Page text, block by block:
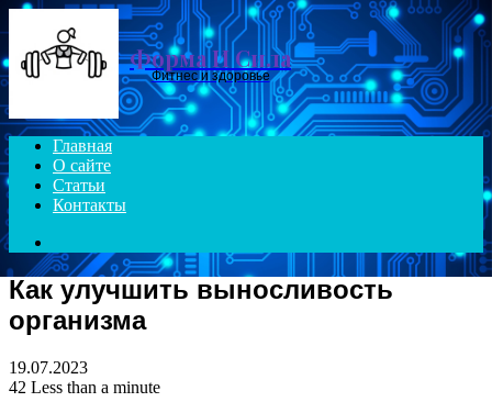
Menu
Форма И Сила
Фитнес и здоровье
Главная
О сайте
Статьи
Контакты
for
Как улучшить выносливость
организма
19.07.2023
42 Less than a minute